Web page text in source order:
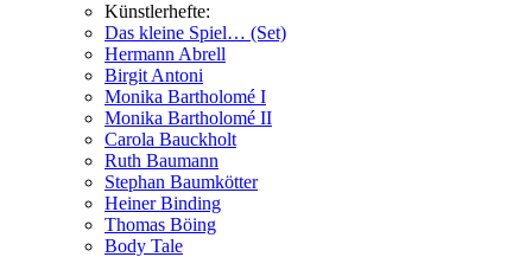
Künstlerhefte:
Das kleine Spiel… (Set)
Hermann Abrell
Birgit Antoni
Monika Bartholomé I
Monika Bartholomé II
Carola Bauckholt
Ruth Baumann
Stephan Baumkötter
Heiner Binding
Thomas Böing
Body Tale